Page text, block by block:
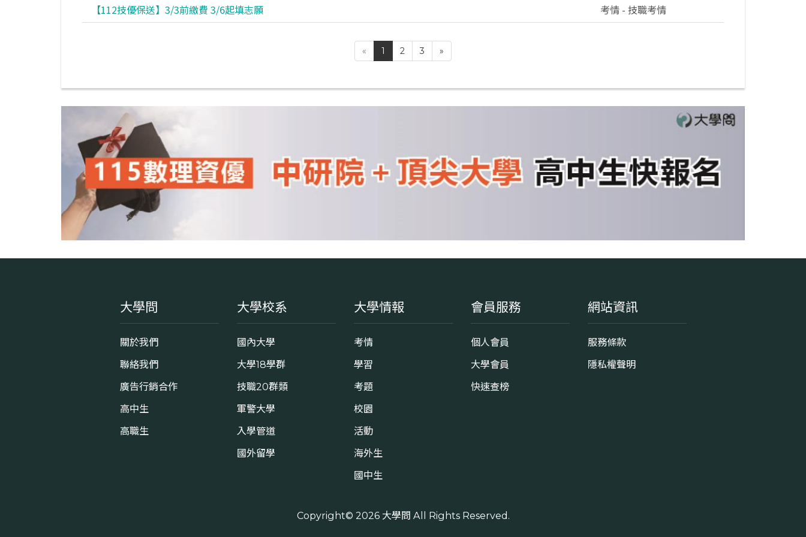
【112技優保送】3/3前繳費 3/6起填志願
考情 - 技職考情
« 1 2 3 »
大學問
關於我們
聯絡我們
廣告行銷合作
高中生
高職生
大學校系
國內大學
大學18學群
技職20群類
軍警大學
入學管道
國外留學
大學情報
考情
學習
考題
校園
活動
海外生
國中生
會員服務
個人會員
大學會員
快速查榜
網站資訊
服務條款
隱私權聲明
Copyright© 2026 大學問 All Rights Reserved.